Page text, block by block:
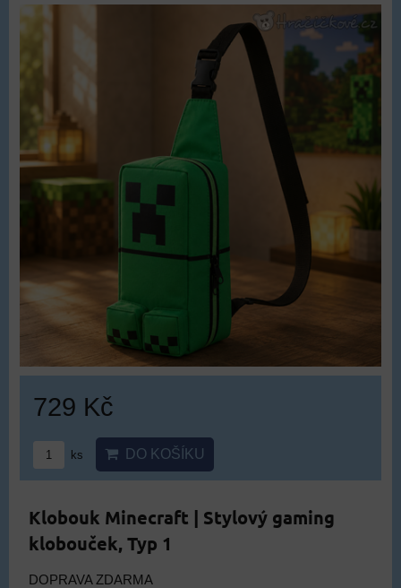
729 Kč
ks DO KOŠÍKU
Klobouk Minecraft | Stylový gaming
klobouček, Typ 1
DOPRAVA ZDARMA